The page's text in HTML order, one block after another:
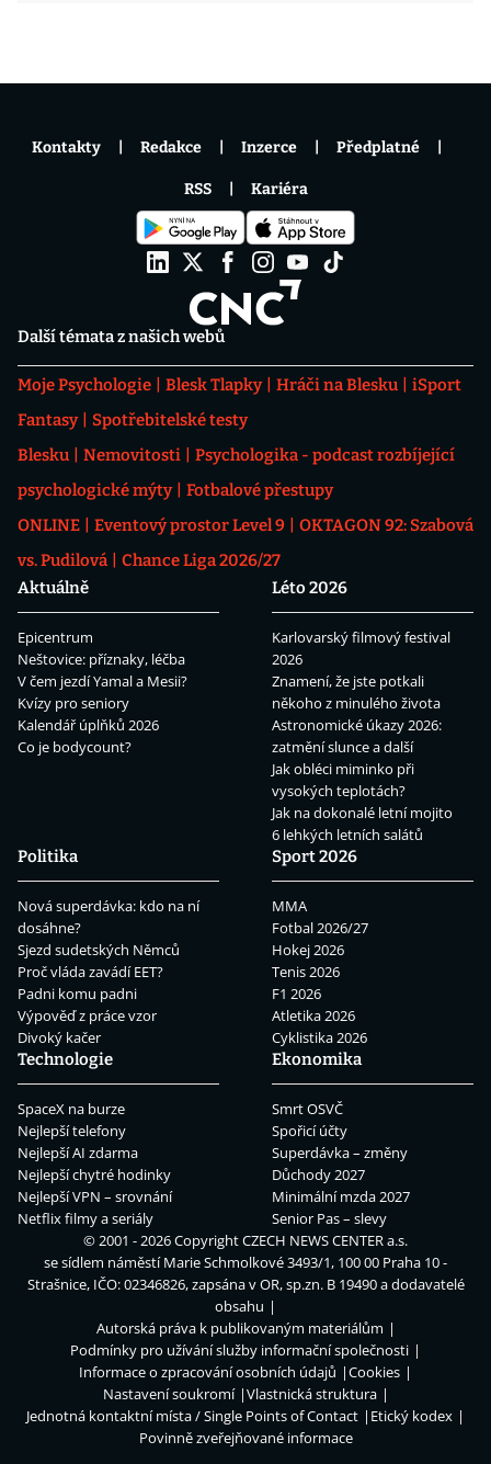
Další témata z našich webů
Moje Psychologie Blesk Tlapky Hráči na Blesku
iSport
Fantasy
Spotřebitelské testy
Blesku
Nemovitosti
Psychologika - podcast rozbíjející
psychologické mýty
Fotbalové přestupy
ONLINE
Eventový prostor Level 9
OKTAGON 92: Szabová
vs. Pudilová
Chance Liga 2026/27
Aktuálně
Epicentrum
Neštovice: příznaky, léčba
V čem jezdí Yamal a Mesii?
Kvízy pro seniory
Kalendář úplňků 2026
Co je bodycount?
Léto 2026
Karlovarský filmový festival
2026
Znamení, že jste potkali
někoho z minulého života
Astronomické úkazy 2026:
zatmění slunce a další
Jak obléci miminko při
vysokých teplotách?
Jak na dokonalé letní mojito
6 lehkých letních salátů
Politika
Nová superdávka: kdo na ní
dosáhne?
Sjezd sudetských Němců
Proč vláda zavádí EET?
Padni komu padni
Výpověď z práce vzor
Divoký kačer
Sport 2026
MMA
Fotbal 2026/27
Hokej 2026
Tenis 2026
F1 2026
Atletika 2026
Cyklistika 2026
Technologie
SpaceX na burze
Nejlepší telefony
Nejlepší AI zdarma
Nejlepší chytré hodinky
Nejlepší VPN – srovnání
Netflix filmy a seriály
Ekonomika
Smrt OSVČ
Spořicí účty
Superdávka – změny
Důchody 2027
Minimální mzda 2027
Senior Pas – slevy
Kontakty Redakce Inzerce Předplatné
RSS Kariéra
© 2001 - 2026 CopyrightCZECH NEWS CENTER a.s.
se sídlem náměstí Marie Schmolkové 3493/1, 100 00 Praha 10 -
Strašnice, IČO: 02346826, zapsána v OR, sp.zn. B 19490 a dodavatelé
obsahu
Autorská práva k publikovaným materiálům
Podmínky pro užívání služby informační společnosti
Informace o zpracování osobních údajů
Cookies
Nastavení soukromí
Vlastnická struktura
Jednotná kontaktní místa / Single Points of Contact
Etický kodex
Povinně zveřejňované informace